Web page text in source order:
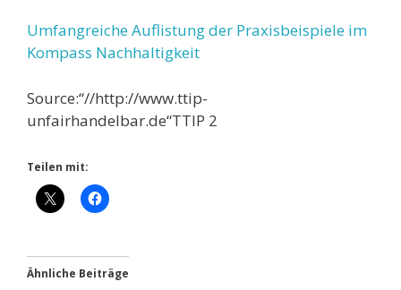
Umfangreiche Auflistung der Praxisbeispiele im
Kompass Nachhaltigkeit
Source:“//http://www.ttip-
unfairhandelbar.de“TTIP 2
Teilen mit:
Ähnliche Beiträge